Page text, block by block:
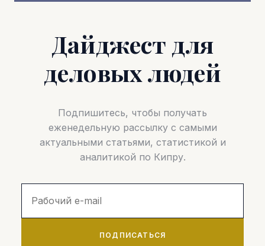
Дайджест для
деловых людей
Подпишитесь, чтобы получать
еженедельную рассылку с самыми
актуальными статьями, статистикой и
аналитикой по Кипру.
ПОДПИСАТЬСЯ